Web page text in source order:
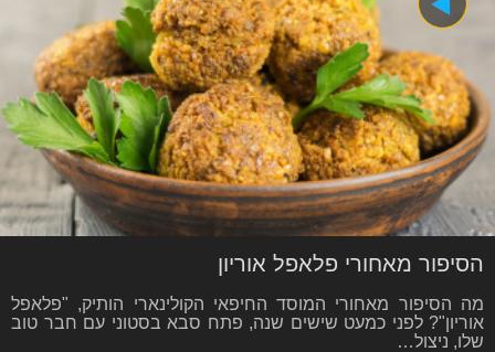
הסיפור מאחורי פלאפל אוריון
מה הסיפור מאחורי המוסד החיפאי הקולינארי הותיק, "פלאפל
אוריון"? לפני כמעט שישים שנה, פתח סבא בסטוני עם חבר טוב
שלו, ניצול…